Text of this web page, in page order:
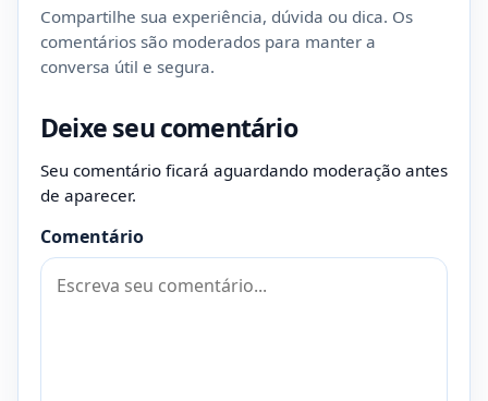
Compartilhe sua experiência, dúvida ou dica. Os
comentários são moderados para manter a
conversa útil e segura.
Deixe seu comentário
Seu comentário ficará aguardando moderação antes
de aparecer.
Comentário